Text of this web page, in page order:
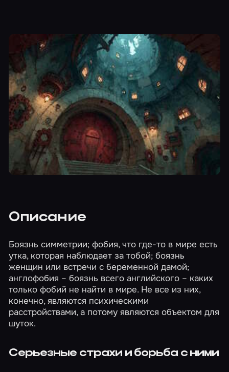
Описание
Боязнь симметрии; фобия, что где-то в мире есть
утка, которая наблюдает за тобой; боязнь
женщин или встречи с беременной дамой;
англофобия – боязнь всего английского – каких
только фобий не найти в мире. Не все из них,
конечно, являются психическими
расстройствами, а потому являются объектом для
шуток.
Серьезные страхи и борьба с ними